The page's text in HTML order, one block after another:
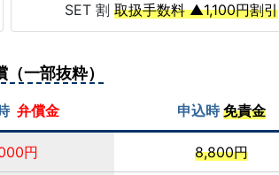
SET 割 取扱手数料 ▲1,100円割引
一部抜粋）
弁償金 申込時免責金
円 8,800円